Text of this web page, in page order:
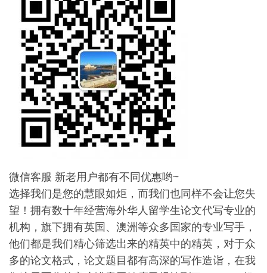
微信客服 新老用户都有不同优惠哟~
选择我们是您的慧眼如炬，而我们也同样不会让您失
望！拥有数十年经营海外华人留学生论文代写专业的
机构，旗下拥有英国、澳洲等众多国家的专业写手，
他们都是我们精心筛选出来的精英中的精英，对于众
多的论文格式，论文题目都有高深的写作造诣，在我